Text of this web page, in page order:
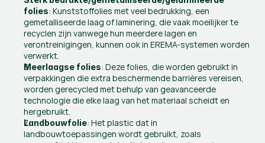
folies: Kunststoffolies met veel bedrukking, een
gemetalliseerde laag of laminering, die vaak moeilijker te
recyclen zijn vanwege hun meerdere lagen en
verontreinigingen, kunnen ook in EREMA-systemen worden
verwerkt.
Meerlaagse folies: Deze folies, die worden gebruikt in
verpakkingen die extra beschermende barrières vereisen,
worden gerecycled met behulp van geavanceerde
technologie die elke laag van het materiaal scheidt en
hergebruikt.
Landbouwfolie: Het plastic dat in
landbouwtoepassingen wordt gebruikt, zoals